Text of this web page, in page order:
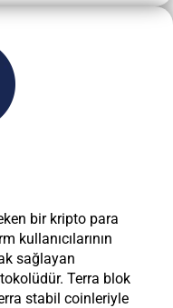
bir kripto para
kullanıcılarının
sağlayan
Terra blok
stabil coinleriyle